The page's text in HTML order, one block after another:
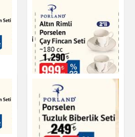
Altın Rimli Porselen
Çay Fincan Seti
Mutfak Ürünleri